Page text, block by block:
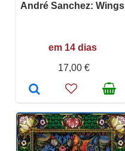
André Sanchez: Wings
em 14 dias
17,00 €